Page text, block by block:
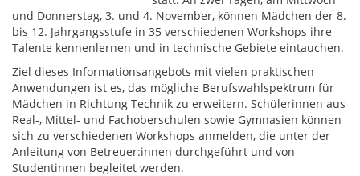
und Donnerstag, 3. und 4. November, können Mädchen der 8.
bis 12. Jahrgangsstufe in 35 verschiedenen Workshops ihre
Talente kennenlernen und in technische Gebiete eintauchen.
Ziel dieses Informationsangebots mit vielen praktischen
Anwendungen ist es, das mögliche Berufswahlspektrum für
Mädchen in Richtung Technik zu erweitern. Schülerinnen aus
Real-, Mittel- und Fachoberschulen sowie Gymnasien können
sich zu verschiedenen Workshops anmelden, die unter der
Anleitung von Betreuer:innen durchgeführt und von
Studentinnen begleitet werden.